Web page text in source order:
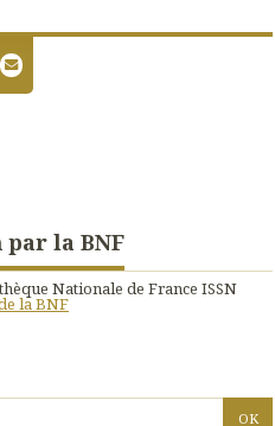
la BNF
Nationale de France ISSN
la BNF